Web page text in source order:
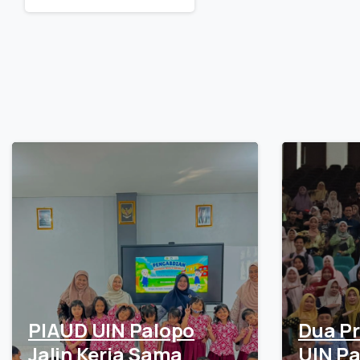
Reading
PIAUD UIN Palopo
Jalin Kerja Sama
Dua
UIN